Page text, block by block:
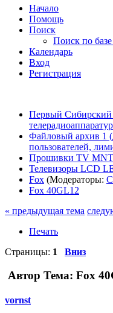
Начало
Помощь
Поиск
Поиск по
Календарь
Вход
Регистрация
Первый
Файловый архив 1
пользователей,
Прошивки TV MNT
Телевизоры LCD
Fox (Модераторы:
Fox 40GL12
« предыдущая тема
Печать
Страницы: 1 Вниз
Автор Тема: Fox
vornst